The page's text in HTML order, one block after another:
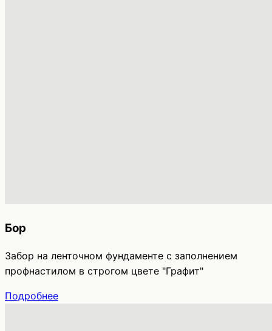
Бор
Забор на ленточном фундаменте с заполнением
профнастилом в строгом цвете "Графит"
Подробнее